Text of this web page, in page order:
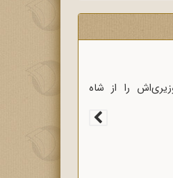
وعاظ در لبیک به
برای روشنگری و